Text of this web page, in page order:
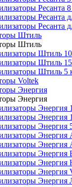
Ресанта
Ресанта
Ресанта
Штиль
Штиль
Штиль
Штиль
Штиль 5
Voltek
Энергия
Энергия
Энергия
Энергия
Энергия
Энергия
Энергия
Энергия
Энергия
Энергия